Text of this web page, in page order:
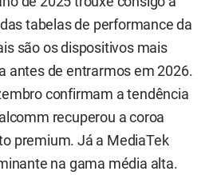
tabelas de performance da
são os dispositivos mais
antes de entrarmos em 2026.
confirmam a tendência
recuperou a coroa
premium. Já a MediaTek
na gama média alta.